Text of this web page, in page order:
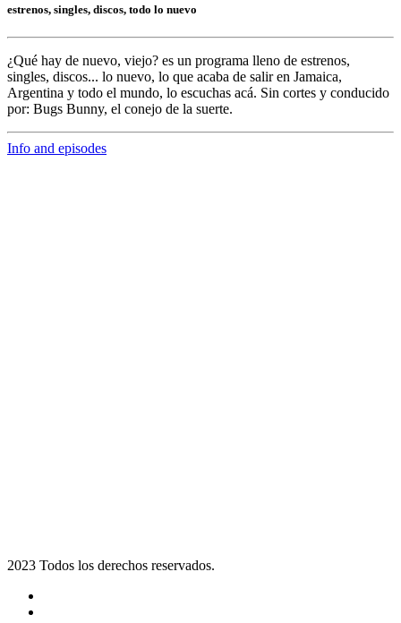
estrenos, singles, discos, todo lo nuevo
¿Qué hay de nuevo, viejo? es un programa lleno de estrenos,
singles, discos... lo nuevo, lo que acaba de salir en Jamaica,
Argentina y todo el mundo, lo escuchas acá. Sin cortes y conducido
por: Bugs Bunny, el conejo de la suerte.
Info and episodes
2023 Todos los derechos reservados.